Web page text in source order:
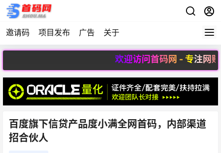
邀请码 项目发布 广告 关于
欢迎访问首码网 - 专注网
百度旗下信贷产品度小满全网首码，内部渠道
招合伙人